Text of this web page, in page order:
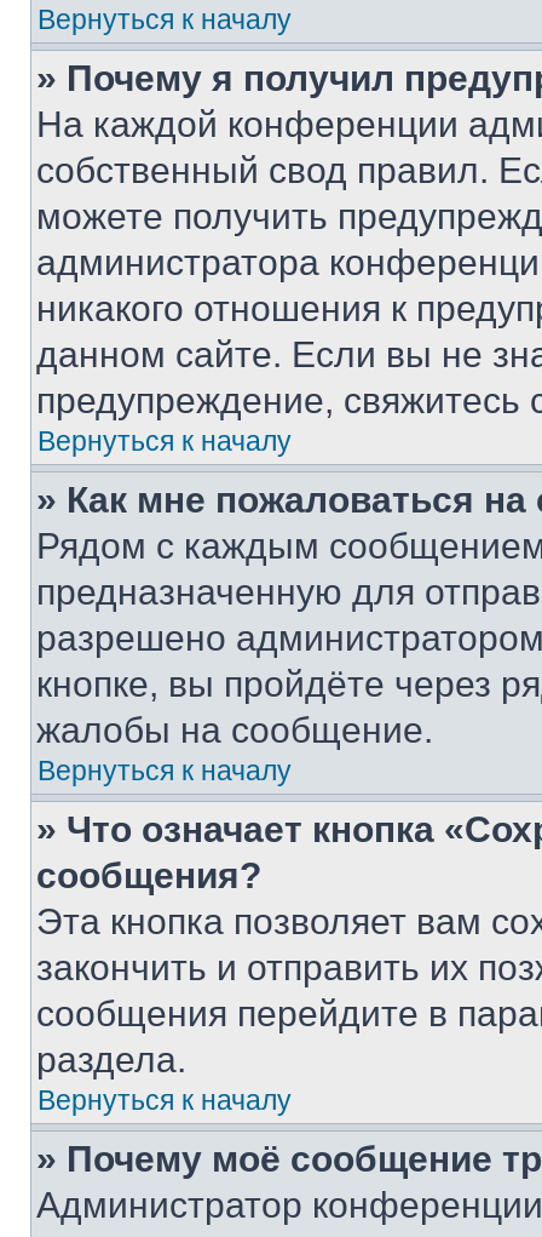
Вернуться к началу
» Почему я получил
На каждой конференции
собственный свод правил.
можете получить
администратора
никакого отношения к
данном сайте. Если вы не
предупреждение,
Вернуться к началу
» Как мне пожаловаться
Рядом с каждым сообщением
предназначенную для
разрешено
кнопке, вы пройдёте через
жалобы на сообщение.
Вернуться к началу
» Что означает кнопка
сообщения?
Эта кнопка позволяет вам
закончить и отправить их
сообщения перейдите в
раздела.
Вернуться к началу
» Почему моё сообщение
Администратор